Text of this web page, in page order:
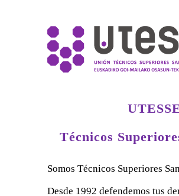
Técnicos
Somos Técnicos Superiores
Desde 1992 defendemos tus